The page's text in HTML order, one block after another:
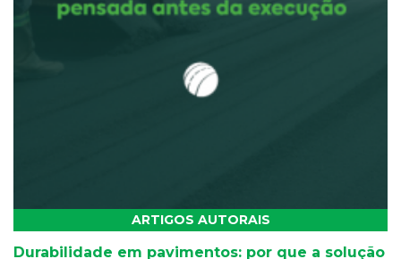
ARTIGOS AUTORAIS
Durabilidade em pavimentos: por que a solução